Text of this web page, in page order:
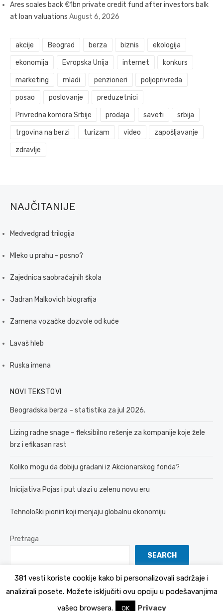
Ares scales back €1bn private credit fund after investors balk
at loan valuations August 6, 2026
akcije Beograd berza biznis ekologija
ekonomija Evropska Unija internet konkurs
marketing mladi penzioneri poljoprivreda
posao poslovanje preduzetnici
Privredna komora Srbije prodaja saveti srbija
trgovina na berzi turizam video zapošljavanje
zdravlje
NAJČITANIJE
Medvedgrad trilogija
Mleko u prahu - posno?
Zajednica saobraćajnih škola
Jadran Malkovich biografija
Zamena vozačke dozvole od kuće
Lavaš hleb
Ruska imena
NOVI TEKSTOVI
Beogradska berza – statistika za jul 2026.
Lizing radne snage – fleksibilno rešenje za kompanije koje žele
brz i efikasan rast
Koliko mogu da dobiju građani iz Akcionarskog fonda?
Inicijativa Pojas i put ulazi u zelenu novu eru
Tehnološki pioniri koji menjaju globalnu ekonomiju
Pretraga
SEARCH
Politika Privatnosti
381 vesti koriste cookije kako bi personalizovali sadržaje i
analizirali posete. Možete isključiti ovu opciju u podešavanjima
vašeg browsera.
OK Privacy